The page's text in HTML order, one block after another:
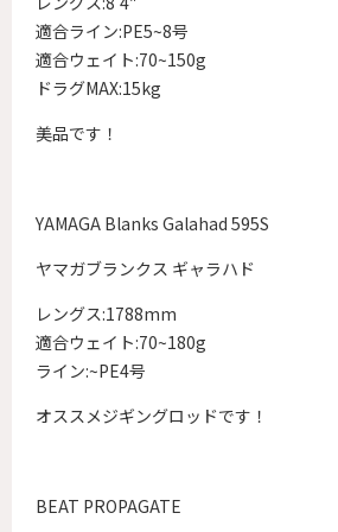
適合ライン:PE5~8号
適合ウェイト:70~150g
ドラグMAX:15kg
美品です！
YAMAGA Blanks Galahad 595S
ヤマガブランクス ギャラハド
レングス:1788mm
適合ウェイト:70~180g
ライン:~PE4号
オススメジギングロッドです！
BEAT PROPAGATE